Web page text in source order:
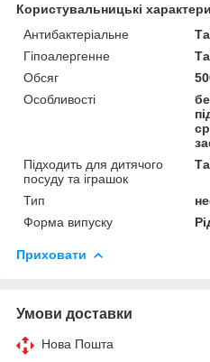
Користувальницькі
Антибактеріальне
Гіпоалергенне
Обсяг
Особливості
Підходить для дитячого
посуду та іграшок
Тип
Форма випуску
Приховати
Умови доставки
Нова Пошта